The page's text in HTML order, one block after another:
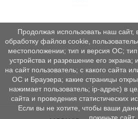
Продолжая использовать наш сайт,
обработку файлов cookie,
местоположении; тип и версия ОС;
устройства и разрешение его экрана;
на сайт пользователь; с какого сайта
ОС и Браузера; какие страницы
нажимает пользователь; ip-адрес) в
сайта и проведения статистических
Если вы не хотите, чтобы ваши